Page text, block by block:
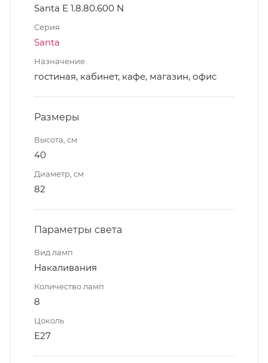
Santa E 1.8.80.600 N
Серия
Santa
Назначение
гостиная, кабинет, кафе, магазин, офис
Размеры
Высота, см
40
Диаметр, см
82
Параметры света
Вид ламп
Накаливания
Количество ламп
8
Цоколь
E27